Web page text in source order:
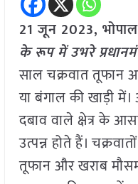
21 जून 2023,
के रूप में उभरे
साल चक्रवात तूफान
या बंगाल की खाड़ी
दबाव वाले क्षेत्र के
उत्पन्न होते हैं।
तूफान और खराब